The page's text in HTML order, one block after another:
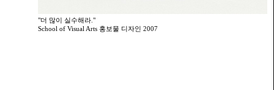
"더 많이 실수해라."
School of Visual Arts 홍보물 디자인 2007